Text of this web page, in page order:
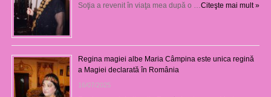
Soţia a revenit în viaţa mea după o … Citeşte mai mult »
Regina magiei albe Maria Câmpina este unica regină
a Magiei declarată în România
16/07/2025